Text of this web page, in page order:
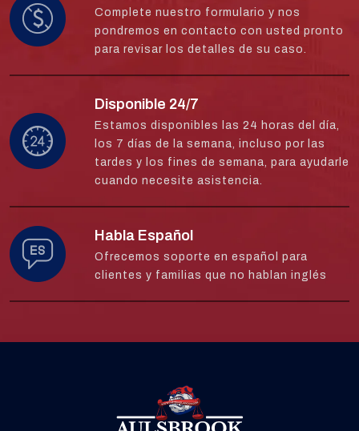
Complete nuestro formulario y nos
pondremos en contacto con usted pronto
para revisar los detalles de su caso.
Disponible 24/7
Estamos disponibles las 24 horas del día,
los 7 días de la semana, incluso por las
tardes y los fines de semana, para ayudarle
cuando necesite asistencia.
Habla Español
Ofrecemos soporte en español para
clientes y familias que no hablan inglés